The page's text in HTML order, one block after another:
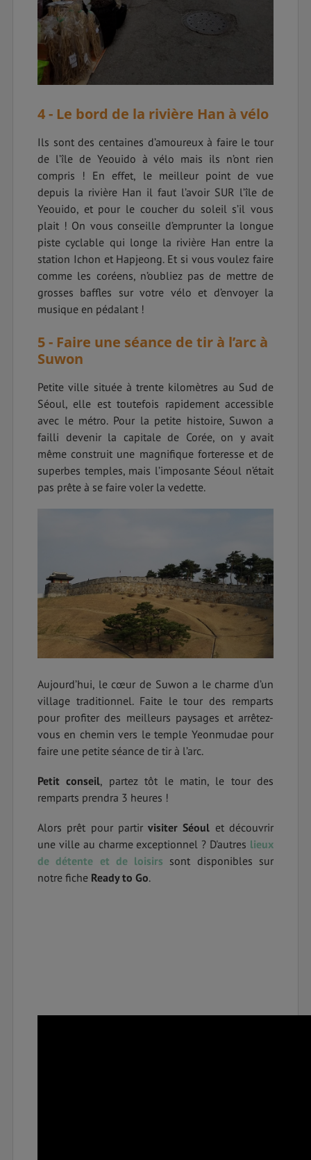
4 - Le bord de la rivière Han à vélo
Ils sont des centaines d’amoureux à faire le tour
de l’île de Yeouido à vélo mais ils n’ont rien
compris ! En effet, le meilleur point de vue
depuis la rivière Han il faut l’avoir SUR l’île de
Yeouido, et pour le coucher du soleil s’il vous
plait ! On vous conseille d’emprunter la longue
piste cyclable qui longe la rivière Han entre la
station Ichon et Hapjeong. Et si vous voulez faire
comme les coréens, n’oubliez pas de mettre de
grosses baffles sur votre vélo et d’envoyer la
musique en pédalant !
5 - Faire une séance de tir à l’arc à
Suwon
Petite ville située à trente kilomètres au Sud de
Séoul, elle est toutefois rapidement accessible
avec le métro. Pour la petite histoire, Suwon a
failli devenir la capitale de Corée, on y avait
même construit une magnifique forteresse et de
superbes temples, mais l’imposante Séoul n’était
pas prête à se faire voler la vedette.
Aujourd’hui, le cœur de Suwon a le charme d’un
village traditionnel. Faite le tour des remparts
pour profiter des meilleurs paysages et arrêtez-
vous en chemin vers le temple Yeonmudae pour
faire une petite séance de tir à l’arc.
Petit conseil, partez tôt le matin, le tour des
remparts prendra 3 heures !
Alors prêt pour partirvisiter Séoul et découvrir
une ville au charme exceptionnel ? D'autres lieux
de détente et de loisirs sont disponibles sur
notre fiche Ready to Go.